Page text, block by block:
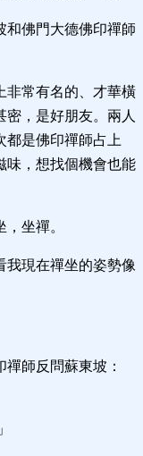
和佛門大德佛印禪師
非常有名的、才華橫
密，是好朋友。兩人
都是佛印禪師占上
味，想找個機會也能
坐禪。
我現在禪坐的姿勢像
師反問蘇東坡：